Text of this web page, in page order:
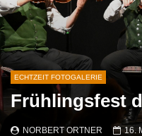
ECHTZEIT FOTOGALERIE
Frühlingsfest
NORBERT ORTNER 16.